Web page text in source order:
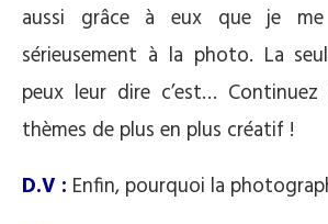
aussi grâce à eux que je
sérieusement à la photo. La
peux leur dire c’est…
thèmes de plus en plus créatif !
D.V : Enfin, pourquoi la